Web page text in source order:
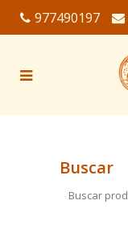
977490197
Buscar